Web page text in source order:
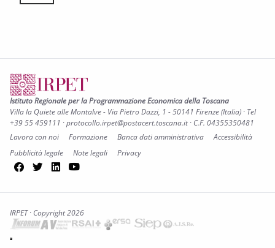
Istituto Regionale per la Programmazione Economica della Toscana
Villa la Quiete alle Montalve - Via Pietro Dazzi, 1 - 50141 Firenze (Italia) · Tel
+39 55 459111 · protocollo.irpet@postacert.toscana.it · C.F. 04355350481
Lavora con noi
Formazione Banca dati amministrativa
Accessibilità
Pubblicità legale
Note legali Privacy
Facebook
TwitterLinkedIn
IRPET · Copyright 2026